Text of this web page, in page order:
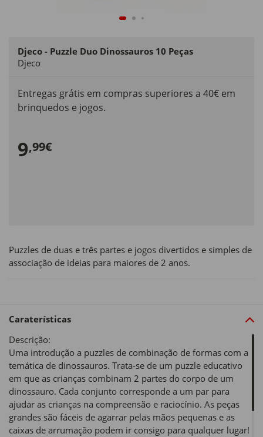
Djeco - Puzzle Duo Dinossauros 10 Peças
Djeco
Entregas grátis em compras superiores a 40€ em
brinquedos e jogos.
9,99€
Puzzles de duas e três partes e jogos divertidos e simples de
associação de ideias para maiores de 2 anos.
Caraterísticas
Descrição:
Uma introdução a puzzles de combinação de formas com a
temática de dinossauros. Trata-se de um puzzle educativo
em que as crianças combinam 2 partes do corpo de um
dinossauro. Cada conjunto corresponde a um par para
ajudar as crianças na compreensão e raciocínio. As peças
grandes são fáceis de agarrar pelas mãos pequenas e as
caixas de arrumação podem ir consigo para qualquer lugar!